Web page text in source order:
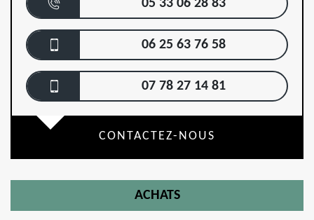
05 33 06 28 83
06 25 63 76 58
07 78 27 14 81
CONTACTEZ-NOUS
ACHATS